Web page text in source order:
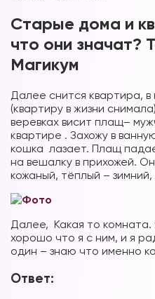
Старые дома и
что они значат?
Магикум
Далее снится квартира,
(квартиру в жизни
веревках висит плащ–
квартире . Захожу в
кошка лазает. Плащ
на вешалку в прихожей.
кожаный, тёплый –
Далее, Какая то
хорошо что я с ним, и я
один – знаю что именно
Ответ: